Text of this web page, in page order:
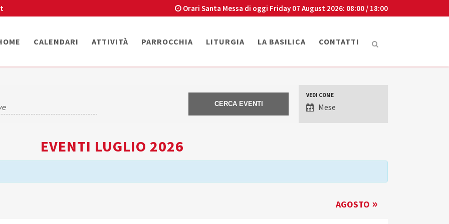
Orari Santa Messa di oggi Friday 07 August 2026: 08:00 / 18:00
CALENDARI ATTIVITÀ PARROCCHIA LITURGIA LA BASILICA CONTATTI
VISUALIZZAZIONI
EVENTO
VEDI COME
Mese
EVENTI LUGLIO 2026
AGOSTO »